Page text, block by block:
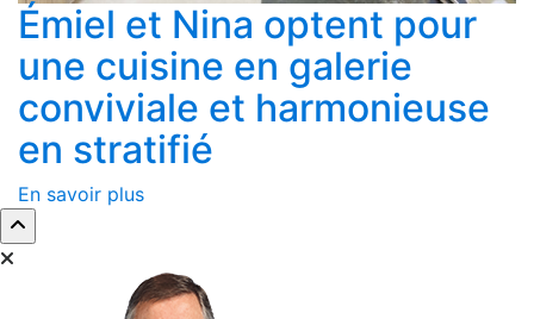
Émiel et Nina optent pour
une cuisine en galerie
conviviale et harmonieuse
en stratifié
En savoir plus